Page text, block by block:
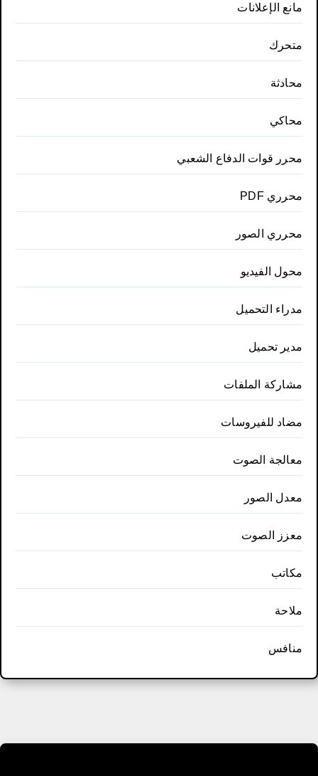
مانع الإعلانات
متحرك
محادثة
محاكي
محرر قوات الدفاع الشعبي
محرري PDF
محرري الصور
محول الفيديو
مدراء التحميل
مدير تحميل
مشاركة الملفات
مضاد للفيروسات
معالجة الصوت
معدل الصور
معزز الصوت
مكاتب
ملاحة
منافس